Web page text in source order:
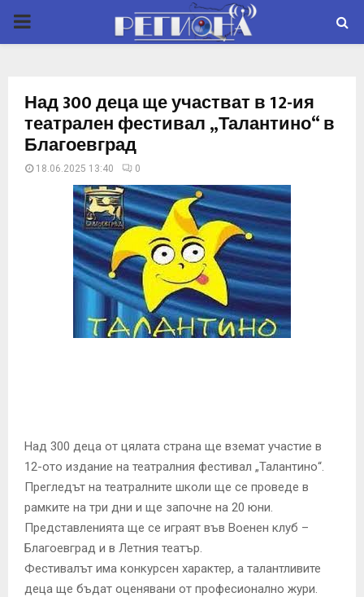
P
M
U
Над 300 деца ще участват в 12-ия
театрален фестивал „Талантино“ в
Благоевград
18.06.2025 13:40 0
Над 300 деца от цялата страна ще вземат участие в
12-ото издание на театралния фестивал „Талантино“.
Прегледът на театралните школи ще се проведе в
рамките на три дни и ще започне на 20 юни.
Представленията ще се играят във Военен клуб –
Благоевград и в Летния театър.
Фестивалът има конкурсен характер, а талантливите
деца ще бъдат оценявани от професионално жури.